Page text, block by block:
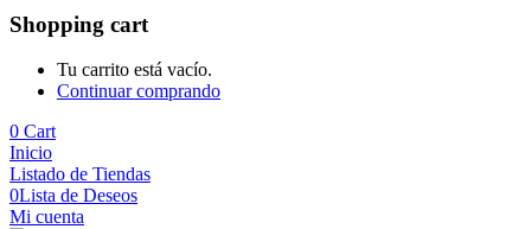
Shopping cart
Tu carrito está vacío.
Continuar comprando
0 Cart
Inicio
Listado de Tiendas
0Lista de Deseos
Mi cuenta